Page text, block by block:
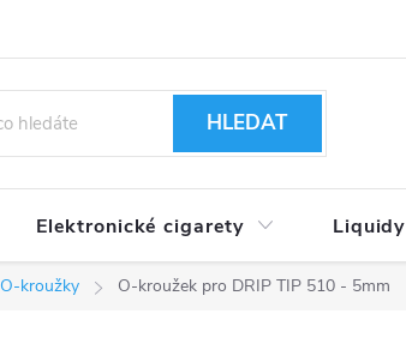
HLEDAT
Elektronické cigarety Liquidy
O-kroužky O-kroužek pro DRIP TIP 510 - 5mm